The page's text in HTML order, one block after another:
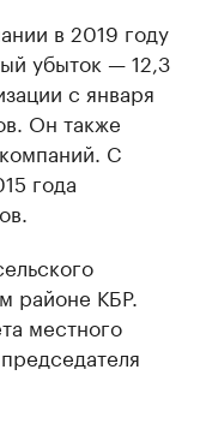
в 2019 году
убыток — 12,3
с января
Он также
С
года
районе КБР.
местного